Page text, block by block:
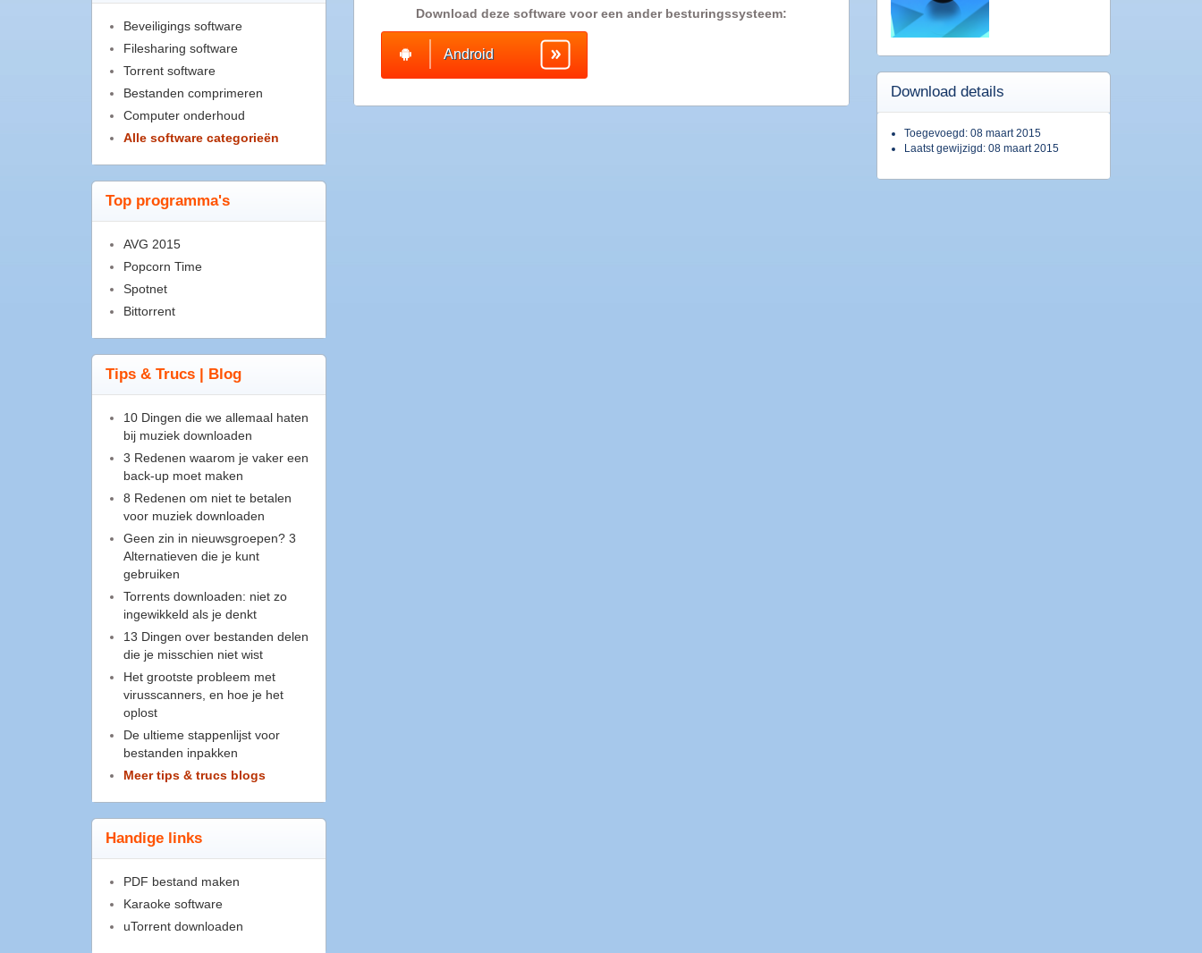
Beveiligings software
Filesharing software
Torrent software
Bestanden comprimeren
Computer onderhoud
Alle software categorieën
Top programma's
AVG 2015
Popcorn Time
Spotnet
Bittorrent
Tips & Trucs | Blog
10 Dingen die we allemaal haten
bij muziek downloaden
3 Redenen waarom je vaker een
back-up moet maken
8 Redenen om niet te betalen
voor muziek downloaden
Geen zin in nieuwsgroepen? 3
Alternatieven die je kunt
gebruiken
Torrents downloaden: niet zo
ingewikkeld als je denkt
13 Dingen over bestanden delen
die je misschien niet wist
Het grootste probleem met
virusscanners, en hoe je het
oplost
De ultieme stappenlijst voor
bestanden inpakken
Meer tips & trucs blogs
Handige links
PDF bestand maken
Karaoke software
uTorrent downloaden
Download details
Toegevoegd: 08 maart 2015
Laatst gewijzigd: 08 maart 2015
Download deze software voor een ander besturingssysteem:
Android